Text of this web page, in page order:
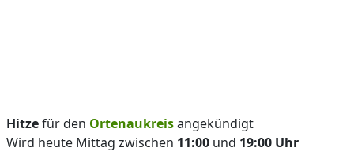
Hitzefür den Ortenaukreisangekündigt
Wird heute Mittag zwischen 11:00 und 19:00 Uhr